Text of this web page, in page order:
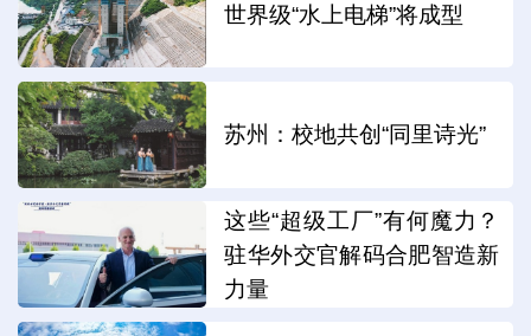
世界级“水上电梯”将成型
苏州：校地共创“同里诗光”
这些“超级工厂”有何魔力？
驻华外交官解码合肥智造新
力量